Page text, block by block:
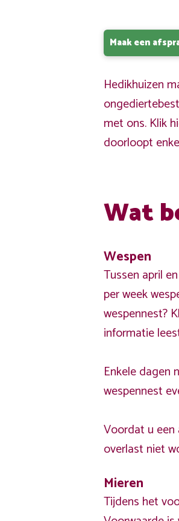
Maak een
Hedikhuizen
met ons. Klik
doorloopt
Wat
Wespen
Tussen april
per week
wespennest?
informatie
Enkele dagen
wespennest
Voordat u
overlast niet
Mieren
Tijdens het